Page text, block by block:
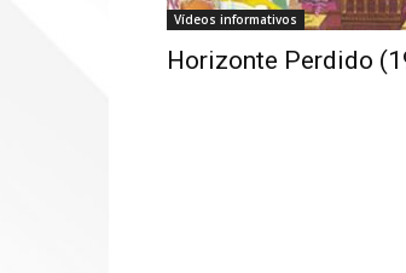
Vídeos informativos
Horizonte Perdido